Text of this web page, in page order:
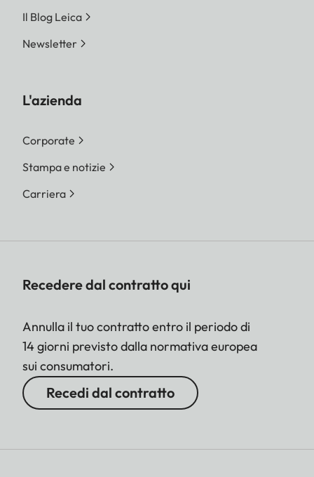
Il Blog Leica
Newsletter
L'azienda
Corporate
Stampa e notizie
Carriera
Recedere dal contratto qui
Annulla il tuo contratto entro il periodo di
14 giorni previsto dalla normativa europea
sui consumatori.
Recedi dal contratto